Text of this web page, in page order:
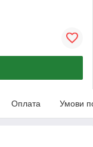
Оплата Умови